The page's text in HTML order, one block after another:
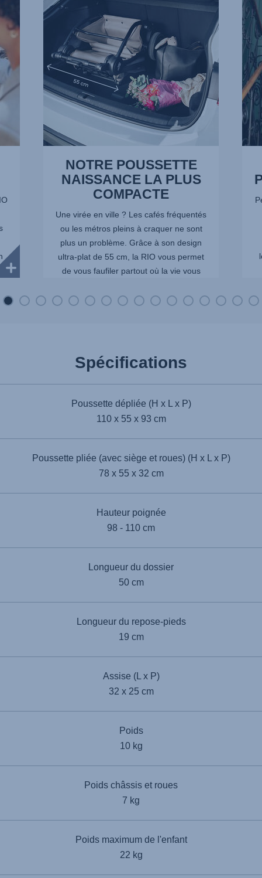
LA
PLUS
COMPACTE,
sur
16
NOTRE POUSSETTE
NAISSANCE LA PLUS
COMPACTE
Une virée en ville ? Les cafés fréquentés
ou les métros pleins à craquer ne sont
plus un problème. Grâce à son design
ultra-plat de 55 cm, la RIO vous permet
de vous faufiler partout où la vie vous
EN
MAIN
2
sur
16
Spécifications
Poussette dépliée (H x L x P)
110 x 55 x 93 cm
Poussette pliée (avec siège et roues) (H x L x P)
78 x 55 x 32 cm
Hauteur poignée
98 - 110 cm
Longueur du dossier
50 cm
Longueur du repose-pieds
19 cm
Assise (L x P)
32 x 25 cm
Poids
10 kg
Poids châssis et roues
7 kg
Poids maximum de l'enfant
22 kg